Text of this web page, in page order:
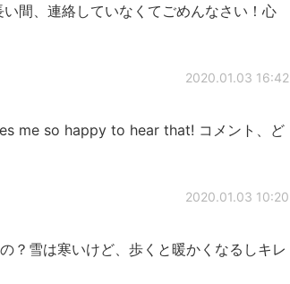
間、連絡していなくてごめんなさい！心
2020.01.03 16:42
me so happy to hear that! コメント、ど
2020.01.03 10:20
？雪は寒いけど、歩くと暖かくなるしキレ